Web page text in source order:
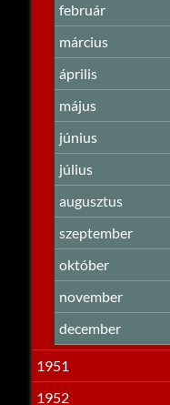
február
március
április
május
június
július
augusztus
szeptember
október
november
december
1951
1952